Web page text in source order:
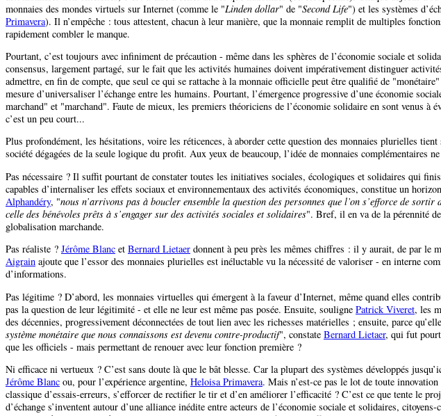
monnaies des mondes virtuels sur Internet (comme le "Linden dollar" de "Second Life") et les systèmes
Primavera). Il n’empêche : tous attestent, chacun à leur manière, que la monnaie remplit de multiples
rapidement combler le manque.
Pourtant, c’est toujours avec infiniment de précaution - même dans les sphères de l’économie sociale et
consensus, largement partagé, sur le fait que les activités humaines doivent impérativement distinguer
admettre, en fin de compte, que seul ce qui se rattache à la monnaie officielle peut être qualifié de
mesure d’universaliser l’échange entre les humains. Pourtant, l’émergence progressive d’une économie
marchand" et "marchand". Faute de mieux, les premiers théoriciens de l’économie solidaire en sont venus
c’est un peu court...
Plus profondément, les hésitations, voire les réticences, à aborder cette question des monnaies plurielles
société dégagées de la seule logique du profit. Aux yeux de beaucoup, l’idée de monnaies
Pas nécessaire ? Il suffit pourtant de constater toutes les initiatives sociales, écologiques et solidaires qui
capables d’internaliser les effets sociaux et environnementaux des activités économiques, constitue un
Alphandéry, "nous n’arrivons pas à boucler ensemble la question des personnes que l’on s’efforce de
celle des bénévoles prêts à s’engager sur des activités sociales et solidaires". Bref, il en va de la pérennité
globalisation marchande.
Pas réaliste ? Jérôme Blanc et Bernard Lietaer donnent à peu près les mêmes chiffres : il y aurait, de par le
Aigrain ajoute que l’essor des monnaies plurielles est inéluctable vu la nécessité de valoriser - en interne
d’informations.
Pas légitime ? D’abord, les monnaies virtuelles qui émergent à la faveur d’Internet, même quand elles
pas la question de leur légitimité - et elle ne leur est même pas posée. Ensuite, souligne Patrick Viveret, les
des décennies, progressivement déconnectées de tout lien avec les richesses matérielles ; ensuite, parce
système monétaire que nous connaissons est devenu contre-productif", constate Bernard Lietaer, qui fut
que les officiels - mais permettant de renouer avec leur fonction première ?
Ni efficace ni vertueux ? C’est sans doute là que le bât blesse. Car la plupart des systèmes développés
Jérôme Blanc ou, pour l’expérience argentine, Heloisa Primavera. Mais n’est-ce pas le lot de toute
classique d’essais-erreurs, s’efforcer de rectifier le tir et d’en améliorer l’efficacité ? C’est ce que tente le
d’échange s’inventent autour d’une alliance inédite entre acteurs de l’économie sociale et solidaires,